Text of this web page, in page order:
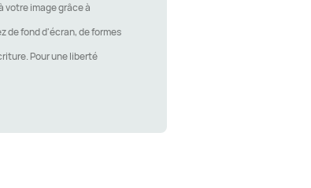
votre image grâce à
de fond d'écran, de formes
Pour une liberté